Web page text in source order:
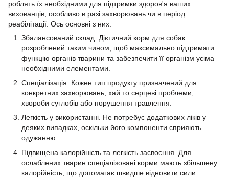
роблять їх необхідними для підтримки здоров'я ваших
вихованців, особливо в разі захворювань чи в період
реабілітації. Ось основні з них:
Збалансований склад. Дієтичний корм для собак
розроблений таким чином, щоб максимально підтримати
функцію органів тварини та забезпечити її організм усіма
необхідними елементами.
Спеціалізація. Кожен тип продукту призначений для
конкретних захворювань, хай то серцеві проблеми,
хвороби суглобів або порушення травлення.
Легкість у використанні. Не потребує додаткових ліків у
деяких випадках, оскільки його компоненти сприяють
одужанню.
Підвищена калорійність та легкість засвоєння. Для
ослаблених тварин спеціалізовані корми мають збільшену
калорійність, що допомагає швидше відновити сили.